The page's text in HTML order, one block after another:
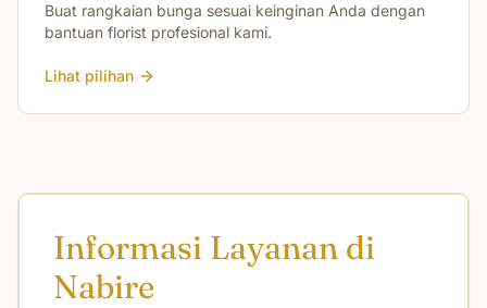
Buat rangkaian bunga sesuai keinginan Anda dengan
bantuan florist profesional kami.
Lihat pilihan
Informasi Layanan di
Nabire